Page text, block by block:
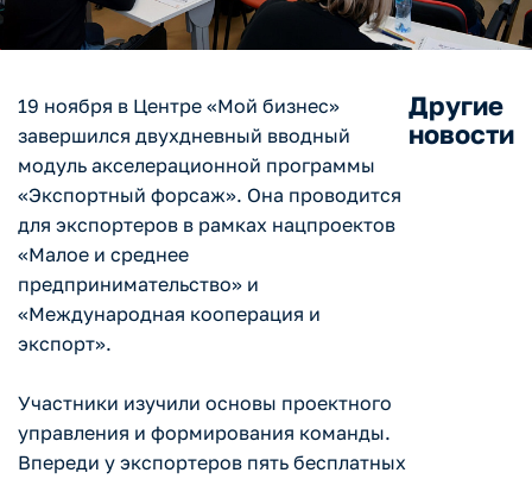
19 ноября в Центре «Мой бизнес»
завершился двухдневный вводный
модуль акселерационной программы
«Экспортный форсаж». Она проводится
для экспортеров в рамках нацпроектов
«Малое и среднее
предпринимательство» и
«Международная кооперация и
экспорт».
Участники изучили основы проектного
управления и формирования команды.
Впереди у экспортеров пять бесплатных
Другие
новости